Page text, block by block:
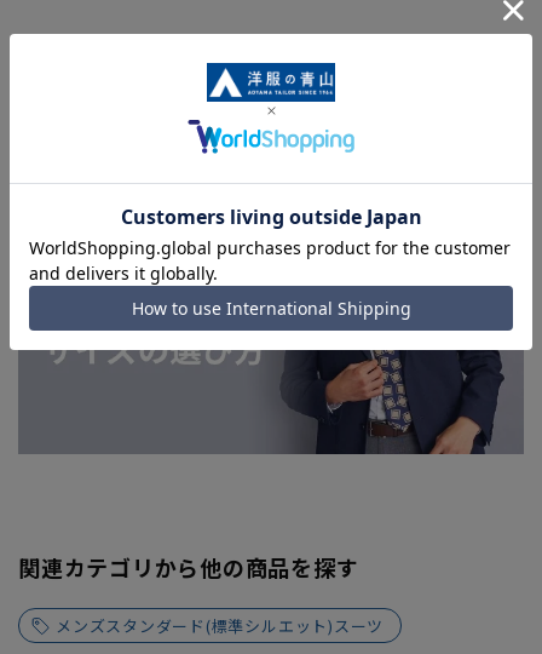
関連カテゴリから他の商品を探す
メンズスタンダード(標準シルエット)スーツ